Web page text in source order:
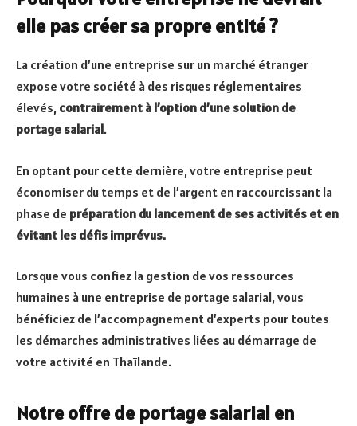
elle pas créer sa propre entité ?
La création d’une entreprise sur un marché étranger
expose votre société à des risques réglementaires
élevés, contrairement à l’option d’une solution de
portage salarial.
En optant pour cette dernière, votre entreprise peut
économiser du temps et de l’argent en raccourcissant la
phase de préparation du lancement de ses activités et en
évitant les défis imprévus.
Lorsque vous confiez la gestion de vos ressources
humaines à une entreprise de portage salarial, vous
bénéficiez de l’accompagnement d’experts pour toutes
les démarches administratives liées au démarrage de
votre activité en Thaïlande.
Notre offre de portage salarial en